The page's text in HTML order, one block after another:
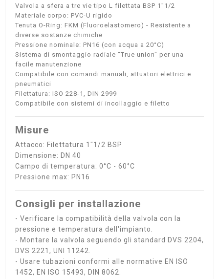
Valvola a sfera a tre vie tipo L filettata BSP 1"1/2
Materiale corpo: PVC-U rigido
Tenuta O-Ring: FKM (Fluoroelastomero) - Resistente a
diverse sostanze chimiche
Pressione nominale: PN16 (con acqua a 20°C)
Sistema di smontaggio radiale "True union" per una
facile manutenzione
Compatibile con comandi manuali, attuatori elettrici e
pneumatici
Filettatura: ISO 228-1, DIN 2999
Compatibile con sistemi di incollaggio e filetto
Misure
Attacco: Filettatura 1"1/2 BSP
Dimensione: DN 40
Campo di temperatura: 0°C - 60°C
Pressione max: PN16
Consigli per installazione
- Verificare la compatibilità della valvola con la
pressione e temperatura dell'impianto.
- Montare la valvola seguendo gli standard DVS 2204,
DVS 2221, UNI 11242.
- Usare tubazioni conformi alle normative EN ISO
1452, EN ISO 15493, DIN 8062.